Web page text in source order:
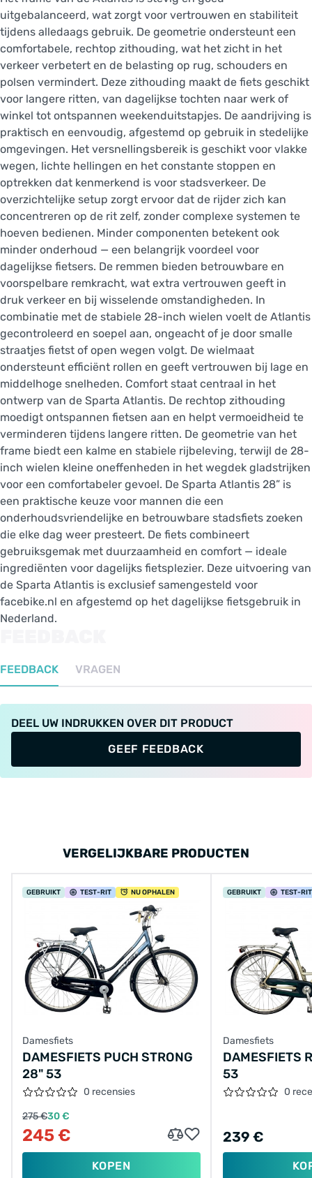
uitgebalanceerd, wat zorgt voor vertrouwen en stabiliteit
tijdens alledaags gebruik. De geometrie ondersteunt een
comfortabele, rechtop zithouding, wat het zicht in het
verkeer verbetert en de belasting op rug, schouders en
polsen vermindert. Deze zithouding maakt de fiets geschikt
voor langere ritten, van dagelijkse tochten naar werk of
winkel tot ontspannen weekenduitstapjes. De aandrijving is
praktisch en eenvoudig, afgestemd op gebruik in stedelijke
omgevingen. Het versnellingsbereik is geschikt voor vlakke
wegen, lichte hellingen en het constante stoppen en
optrekken dat kenmerkend is voor stadsverkeer. De
overzichtelijke setup zorgt ervoor dat de rijder zich kan
concentreren op de rit zelf, zonder complexe systemen te
hoeven bedienen. Minder componenten betekent ook
minder onderhoud — een belangrijk voordeel voor
dagelijkse fietsers. De remmen bieden betrouwbare en
voorspelbare remkracht, wat extra vertrouwen geeft in
druk verkeer en bij wisselende omstandigheden. In
combinatie met de stabiele 28-inch wielen voelt de Atlantis
gecontroleerd en soepel aan, ongeacht of je door smalle
straatjes fietst of open wegen volgt. De wielmaat
ondersteunt efficiënt rollen en geeft vertrouwen bij lage en
middelhoge snelheden. Comfort staat centraal in het
ontwerp van de Sparta Atlantis. De rechtop zithouding
moedigt ontspannen fietsen aan en helpt vermoeidheid te
verminderen tijdens langere ritten. De geometrie van het
frame biedt een kalme en stabiele rijbeleving, terwijl de 28-
inch wielen kleine oneffenheden in het wegdek gladstrijken
voor een comfortabeler gevoel. De Sparta Atlantis 28” is
een praktische keuze voor mannen die een
onderhoudsvriendelijke en betrouwbare stadsfiets zoeken
die elke dag weer presteert. De fiets combineert
gebruiksgemak met duurzaamheid en comfort — ideale
ingrediënten voor dagelijks fietsplezier. Deze uitvoering van
de Sparta Atlantis is exclusief samengesteld voor
facebike.nl en afgestemd op het dagelijkse fietsgebruik in
Nederland.
FEEDBACK VRAGEN
DEEL UW INDRUKKEN OVER DIT PRODUCT
GEEF FEEDBACK
VERGELIJKBARE PRODUCTEN
GEBRUIKT TEST-RIT NU OPHALEN
Damesfiets
DAMESFIETS PUCH STRONG
28" 53
0 recensies
275 €30 €
245 €
KOPEN
GEBRUIKT TEST-RIT
Damesfiets
DAMESFIETS
53
0
239 €